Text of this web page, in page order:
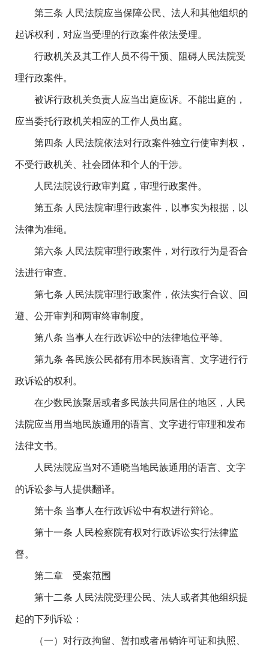
第三条 人民法院应当保障公民、法人和其他组织的
起诉权利，对应当受理的行政案件依法受理。
行政机关及其工作人员不得干预、阻碍人民法院受
理行政案件。
被诉行政机关负责人应当出庭应诉。不能出庭的，
应当委托行政机关相应的工作人员出庭。
第四条 人民法院依法对行政案件独立行使审判权，
不受行政机关、社会团体和个人的干涉。
人民法院设行政审判庭，审理行政案件。
第五条 人民法院审理行政案件，以事实为根据，以
法律为准绳。
第六条 人民法院审理行政案件，对行政行为是否合
法进行审查。
第七条 人民法院审理行政案件，依法实行合议、回
避、公开审判和两审终审制度。
第八条 当事人在行政诉讼中的法律地位平等。
第九条 各民族公民都有用本民族语言、文字进行行
政诉讼的权利。
在少数民族聚居或者多民族共同居住的地区，人民
法院应当用当地民族通用的语言、文字进行审理和发布
法律文书。
人民法院应当对不通晓当地民族通用的语言、文字
的诉讼参与人提供翻译。
第十条 当事人在行政诉讼中有权进行辩论。
第十一条 人民检察院有权对行政诉讼实行法律监
督。
第二章 受案范围
第十二条 人民法院受理公民、法人或者其他组织提
起的下列诉讼：
（一）对行政拘留、暂扣或者吊销许可证和执照、